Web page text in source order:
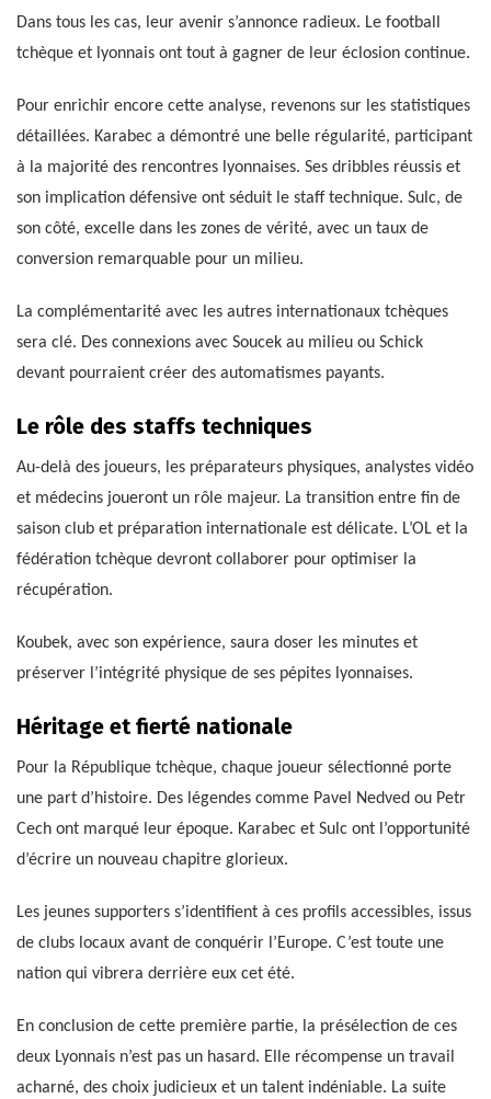
Dans tous les cas, leur avenir s’annonce radieux. Le football
tchèque et lyonnais ont tout à gagner de leur éclosion continue.
Pour enrichir encore cette analyse, revenons sur les statistiques
détaillées. Karabec a démontré une belle régularité, participant
à la majorité des rencontres lyonnaises. Ses dribbles réussis et
son implication défensive ont séduit le staff technique. Sulc, de
son côté, excelle dans les zones de vérité, avec un taux de
conversion remarquable pour un milieu.
La complémentarité avec les autres internationaux tchèques
sera clé. Des connexions avec Soucek au milieu ou Schick
devant pourraient créer des automatismes payants.
Le rôle des staffs techniques
Au-delà des joueurs, les préparateurs physiques, analystes vidéo
et médecins joueront un rôle majeur. La transition entre fin de
saison club et préparation internationale est délicate. L’OL et la
fédération tchèque devront collaborer pour optimiser la
récupération.
Koubek, avec son expérience, saura doser les minutes et
préserver l’intégrité physique de ses pépites lyonnaises.
Héritage et fierté nationale
Pour la République tchèque, chaque joueur sélectionné porte
une part d’histoire. Des légendes comme Pavel Nedved ou Petr
Cech ont marqué leur époque. Karabec et Sulc ont l’opportunité
d’écrire un nouveau chapitre glorieux.
Les jeunes supporters s’identifient à ces profils accessibles, issus
de clubs locaux avant de conquérir l’Europe. C’est toute une
nation qui vibrera derrière eux cet été.
En conclusion de cette première partie, la présélection de ces
deux Lyonnais n’est pas un hasard. Elle récompense un travail
acharné, des choix judicieux et un talent indéniable. La suite